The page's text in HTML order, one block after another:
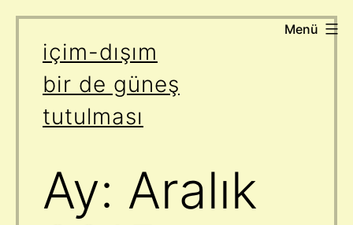
geç
içim-dışım
bir de güneş
tutulması
Menü
Ay: Aralık